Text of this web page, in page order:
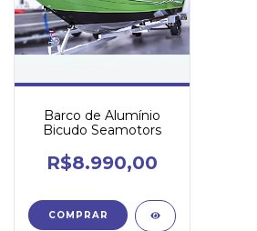
Barco de Alumínio
Bicudo Seamotors
R$8.990,00
COMPRAR